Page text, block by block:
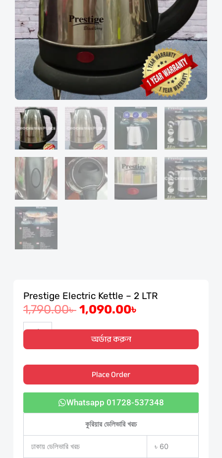
Prestige Electric Kettle – 2 LTR
1,790.00৳ Original
price
was:
1,790.00৳ .
1,090.00৳
price
is:
1,090.00৳ .
Kettle
2
quantity
অর্ডার করুন
Place Order
Whatsapp 01728-537348
কুরিয়ার ডেলিভারি খরচ
ঢাকায় ডেলিভারি খরচ ৳ 60